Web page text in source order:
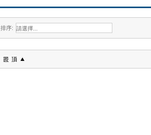
排序: